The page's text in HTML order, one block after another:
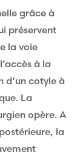
grâce à
préservent
la voie
à la
d’un cotyle à
La
opère. A
la